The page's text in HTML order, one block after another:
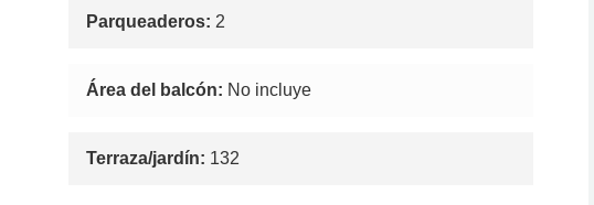
Parqueaderos: 2
Área del balcón: No incluye
Terraza/jardín: 132